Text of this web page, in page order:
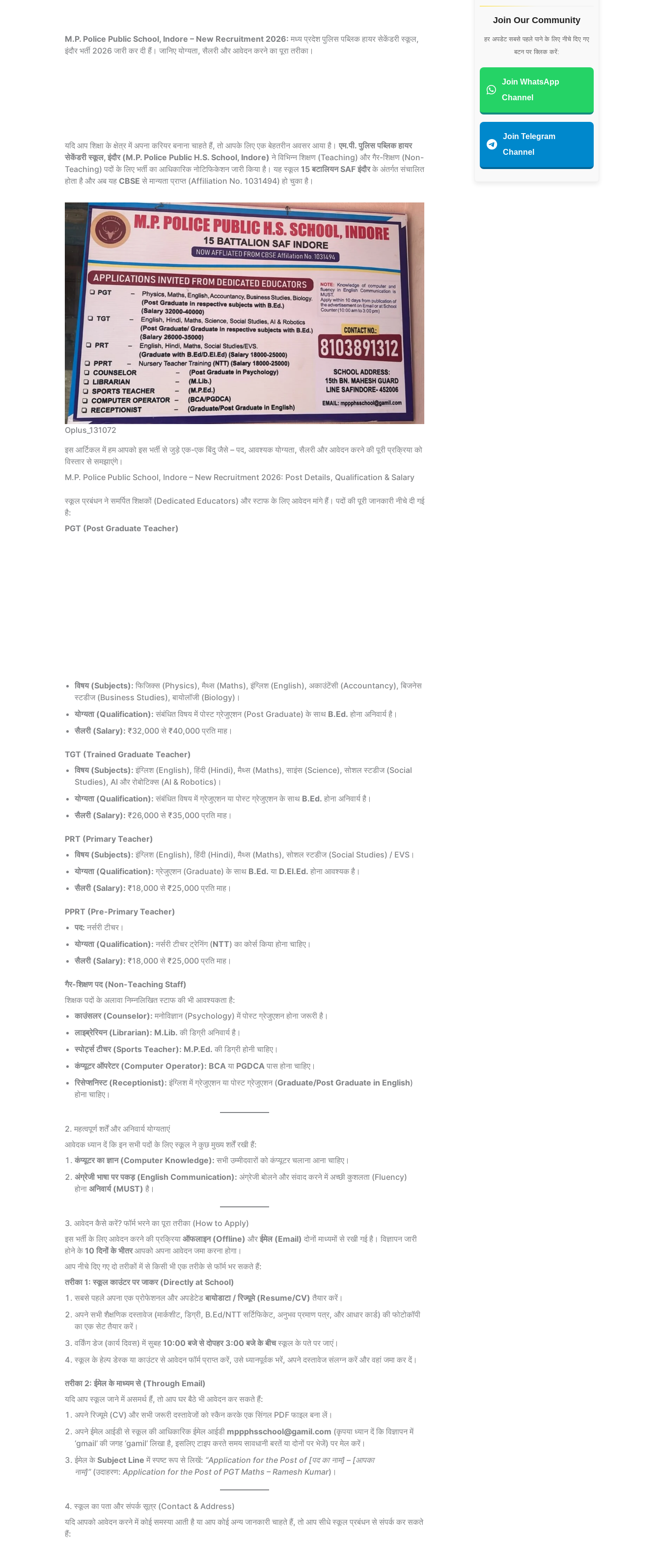
M.P. Police Public School, Indore – New Recruitment 2026: मध्य प्रदेश पुलिस पब्लिक हायर सेकेंडरी स्कूल,
इंदौर भर्ती 2026 जारी कर दी हैं। जानिए योग्यता, सैलरी और आवेदन करने का पूरा तरीका।
यदि आप शिक्षा के क्षेत्र में अपना करियर बनाना चाहते हैं, तो आपके लिए एक बेहतरीन अवसर आया है। एम.पी. पुलिस पब्लिक हायर
सेकेंडरी स्कूल, इंदौर (M.P. Police Public H.S. School, Indore) ने विभिन्न शिक्षण (Teaching) और गैर-शिक्षण (Non-
Teaching) पदों के लिए भर्ती का आधिकारिक नोटिफिकेशन जारी किया है। यह स्कूल 15 बटालियन SAF इंदौरके अंतर्गत संचालित
होता है और अब यह CBSE से मान्यता प्राप्त (Affiliation No. 1031494) हो चुका है।
Oplus_131072
इस आर्टिकल में हम आपको इस भर्ती से जुड़े एक-एक बिंदु जैसे – पद, आवश्यक योग्यता, सैलरी और आवेदन करने की पूरी प्रक्रिया को
विस्तार से समझाएंगे।
M.P. Police Public School, Indore – New Recruitment 2026: Post Details, Qualification & Salary
स्कूल प्रबंधन ने समर्पित शिक्षकों (Dedicated Educators) और स्टाफ के लिए आवेदन मांगे हैं। पदों की पूरी जानकारी नीचे दी गई
है:
PGT (Post Graduate Teacher)
विषय (Subjects): फिजिक्स (Physics), मैथ्स (Maths), इंग्लिश (English), अकाउंटेंसी (Accountancy), बिजनेस
स्टडीज (Business Studies), बायोलॉजी (Biology)।
योग्यता (Qualification): संबंधित विषय में पोस्ट ग्रेजुएशन (Post Graduate) के साथ B.Ed. होना अनिवार्य है।
सैलरी (Salary): ₹32,000 से ₹40,000 प्रति माह।
TGT (Trained Graduate Teacher)
विषय (Subjects): इंग्लिश (English), हिंदी (Hindi), मैथ्स (Maths), साइंस (Science), सोशल स्टडीज (Social
Studies), AI और रोबोटिक्स (AI & Robotics)।
योग्यता (Qualification): संबंधित विषय में ग्रेजुएशन या पोस्ट ग्रेजुएशन के साथ B.Ed. होना अनिवार्य है।
सैलरी (Salary): ₹26,000 से ₹35,000 प्रति माह।
PRT (Primary Teacher)
विषय (Subjects): इंग्लिश (English), हिंदी (Hindi), मैथ्स (Maths), सोशल स्टडीज (Social Studies) / EVS।
योग्यता (Qualification): ग्रेजुएशन (Graduate) के साथ B.Ed. या D.El.Ed. होना आवश्यक है।
सैलरी (Salary): ₹18,000 से ₹25,000 प्रति माह।
PPRT (Pre-Primary Teacher)
पद: नर्सरी टीचर।
योग्यता (Qualification): नर्सरी टीचर ट्रेनिंग (NTT) का कोर्स किया होना चाहिए।
सैलरी (Salary): ₹18,000 से ₹25,000 प्रति माह।
गैर-शिक्षण पद (Non-Teaching Staff)
शिक्षक पदों के अलावा निम्नलिखित स्टाफ की भी आवश्यकता है:
काउंसलर (Counselor): मनोविज्ञान (Psychology) में पोस्ट ग्रेजुएशन होना जरूरी है।
लाइब्रेरियन (Librarian): M.Lib. की डिग्री अनिवार्य है।
स्पोर्ट्स टीचर (Sports Teacher): M.P.Ed. की डिग्री होनी चाहिए।
कंप्यूटर ऑपरेटर (Computer Operator): BCA या PGDCA पास होना चाहिए।
रिसेप्शनिस्ट (Receptionist): इंग्लिश में ग्रेजुएशन या पोस्ट ग्रेजुएशन (Graduate/Post Graduate in English)
होना चाहिए।
2. महत्वपूर्ण शर्तें और अनिवार्य योग्यताएं
आवेदक ध्यान दें कि इन सभी पदों के लिए स्कूल ने कुछ मुख्य शर्तें रखी हैं:
कंप्यूटर का ज्ञान (Computer Knowledge): सभी उम्मीदवारों को कंप्यूटर चलाना आना चाहिए।
अंग्रेजी भाषा पर पकड़ (English Communication): अंग्रेजी बोलने और संवाद करने में अच्छी कुशलता (Fluency)
होना अनिवार्य (MUST) है।
3. आवेदन कैसे करें? फॉर्म भरने का पूरा तरीका (How to Apply)
इस भर्ती के लिए आवेदन करने की प्रक्रिया ऑफलाइन (Offline) और ईमेल (Email) दोनों माध्यमों से रखी गई है। विज्ञापन जारी
होने के 10 दिनों के भीतरआपको अपना आवेदन जमा करना होगा।
आप नीचे दिए गए दो तरीकों में से किसी भी एक तरीके से फॉर्म भर सकते हैं:
तरीका 1: स्कूल काउंटर पर जाकर (Directly at School)
सबसे पहले अपना एक प्रोफेशनल और अपडेटेड बायोडाटा / रिज्यूमे (Resume/CV) तैयार करें।
अपने सभी शैक्षणिक दस्तावेज (मार्कशीट, डिग्री, B.Ed/NTT सर्टिफिकेट, अनुभव प्रमाण पत्र, और आधार कार्ड) की फोटोकॉपी
का एक सेट तैयार करें।
वर्किंग डेज (कार्य दिवस) में सुबह 10:00 बजे से दोपहर 3:00 बजे के बीचस्कूल के पते पर जाएं।
स्कूल के हेल्प डेस्क या काउंटर से आवेदन फॉर्म प्राप्त करें, उसे ध्यानपूर्वक भरें, अपने दस्तावेज संलग्न करें और वहां जमा कर दें।
तरीका 2: ईमेल के माध्यम से (Through Email)
यदि आप स्कूल जाने में असमर्थ हैं, तो आप घर बैठे भी आवेदन कर सकते हैं:
अपने रिज्यूमे (CV) और सभी जरूरी दस्तावेजों को स्कैन करके एक सिंगल PDF फाइल बना लें।
अपने ईमेल आईडी से स्कूल की आधिकारिक ईमेल आईडी mppphsschool@gamil.com (कृपया ध्यान दें कि विज्ञापन में
‘gmail’ की जगह ‘gamil’ लिखा है, इसलिए टाइप करते समय सावधानी बरतें या दोनों पर भेजें) पर मेल करें।
ईमेल के Subject Line में स्पष्ट रूप से लिखें: “Application for the Post of [पद का नाम] – [आपका
नाम]”(उदाहरण: Application for the Post of PGT Maths – Ramesh Kumar)।
4. स्कूल का पता और संपर्क सूत्र (Contact & Address)
यदि आपको आवेदन करने में कोई समस्या आती है या आप कोई अन्य जानकारी चाहते हैं, तो आप सीधे स्कूल प्रबंधन से संपर्क कर सकते
हैं:
Join Our Community
हर अपडेट सबसे पहले पाने के लिए नीचे दिए गए
बटन पर क्लिक करें:
Join WhatsApp
Channel
Join Telegram
Channel